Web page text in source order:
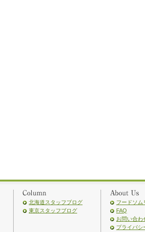
北海道スタッフブログ
東京スタッフブログ
フードソム
FAQ
お問い合わ
プライバシ